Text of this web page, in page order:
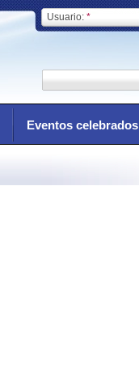
Usuario: *
Eventos celebrados